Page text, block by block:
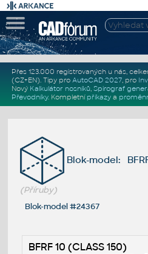
Přes 123.000 registrovaných u nás,
(CZ+EN). Tipy pro AutoCAD 2027, pro
Nový Kalkulátor nosníků, Spirograf
Převodníky. Kompletní příkazya
Blok-model:
(Příruby)
Blok-model #24367
BFRF 10 (CLASS 150)